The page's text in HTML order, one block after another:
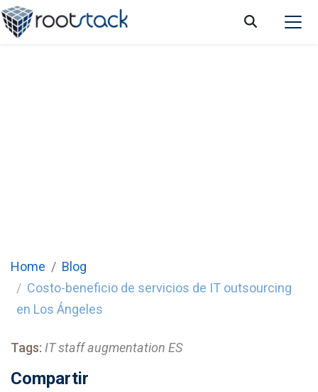
Home
Blog
Costo-beneficio de servicios de IT outsourcing
en Los Ángeles
Tags: IT staff augmentation ES
Compartir